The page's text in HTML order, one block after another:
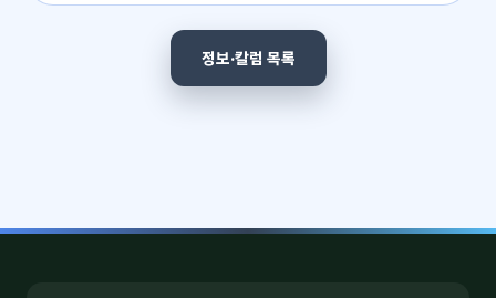
정보·칼럼 목록